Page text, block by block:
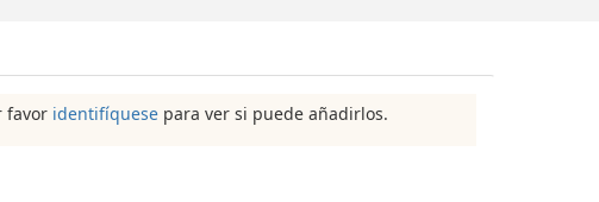
favor identifíquese para ver si puede añadirlos.